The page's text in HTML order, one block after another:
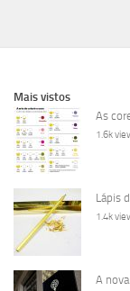
Mais vistos
As
1.6k
Lápis
1.4k
A